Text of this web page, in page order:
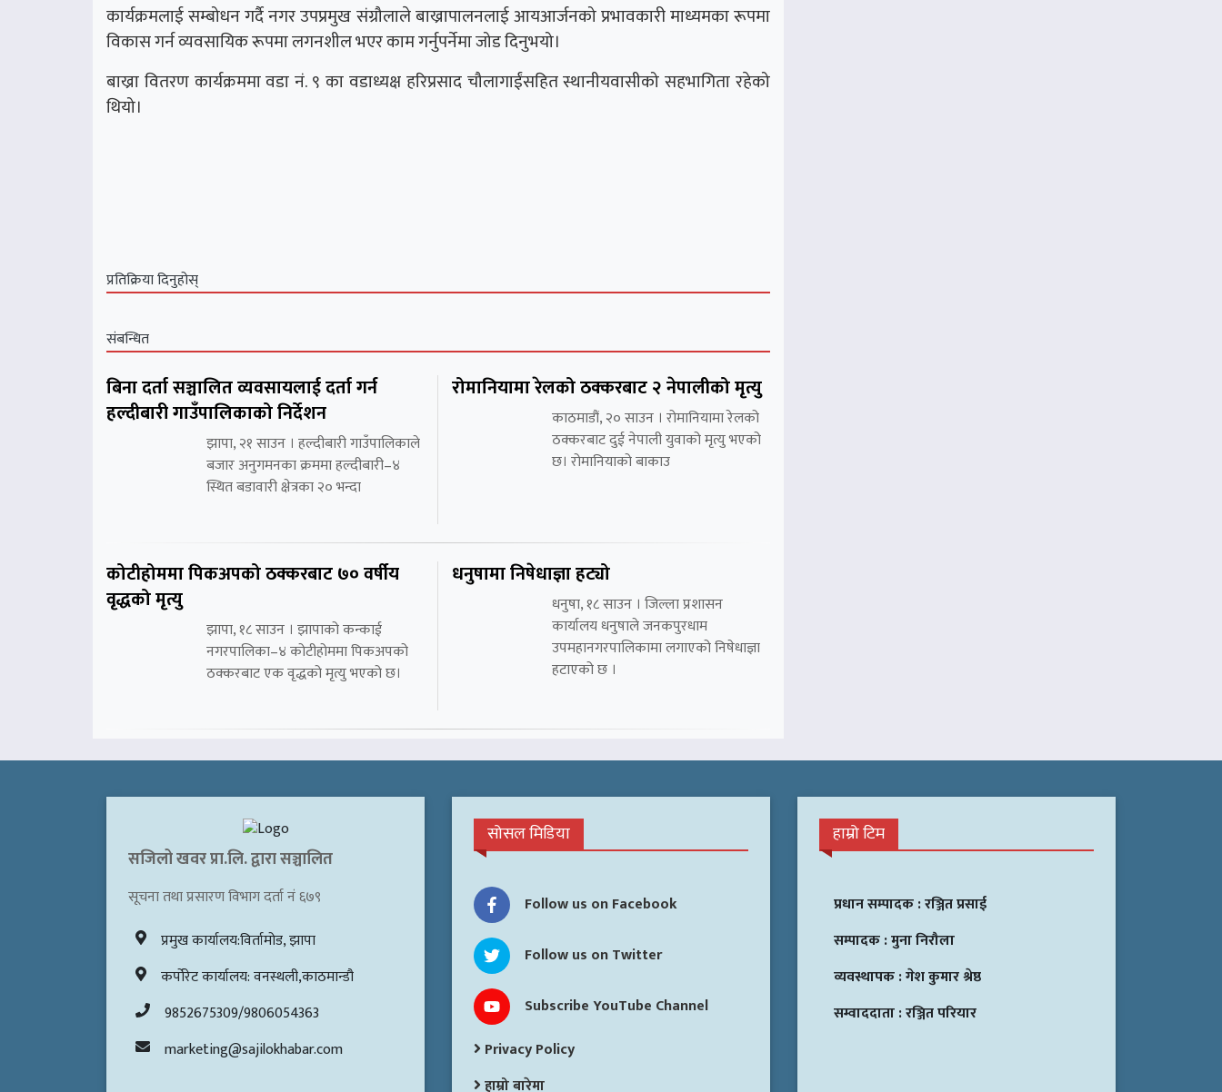
कार्यक्रमलाई सम्बोधन गर्दै नगर उपप्रमुख संग्रौलाले बाख्रापालनलाई आयआर्जनको प्रभावकारी माध्यमका रूपमा
विकास गर्न व्यवसायिक रूपमा लगनशील भएर काम गर्नुपर्नेमा जोड दिनुभयो।
बाख्रा वितरण कार्यक्रममा वडा नं. ९ का वडाध्यक्ष हरिप्रसाद चौलागाईंसहित स्थानीयवासीको सहभागिता रहेको
थियो।
प्रतिक्रिया दिनुहोस्
संबन्धित
बिना दर्ता सञ्चालित व्यवसायलाई दर्ता गर्न
हल्दीबारी गाउँपालिकाको निर्देशन
झापा, २१ साउन । हल्दीबारी गाउँपालिकाले
बजार अनुगमनका क्रममा हल्दीबारी–४
स्थित बडावारी क्षेत्रका २० भन्दा
रोमानियामा रेलको ठक्करबाट २ नेपालीको मृत्यु
काठमाडौं, २० साउन । रोमानियामा रेलको
ठक्करबाट दुई नेपाली युवाको मृत्यु भएको
छ। रोमानियाको बाकाउ
कोटीहोममा पिकअपको ठक्करबाट ७० वर्षीय
वृद्धको मृत्यु
झापा, १८ साउन । झापाको कन्काई
नगरपालिका–४ कोटीहोममा पिकअपको
ठक्करबाट एक वृद्धको मृत्यु भएको छ।
धनुषामा निषेधाज्ञा हट्यो
धनुषा, १८ साउन । जिल्ला प्रशासन
कार्यालय धनुषाले जनकपुरधाम
उपमहानगरपालिकामा लगाएको निषेधाज्ञा
हटाएको छ ।
सजिलो खवर प्रा.लि. द्वारा सञ्चालित
सूचना तथा प्रसारण विभाग दर्ता नं ६७९
प्रमुख कार्यालय:विर्तामोड, झापा
कर्पोरेट कार्यालय: वनस्थली,काठमान्डौ
9852675309/9806054363
marketing@sajilokhabar.com
सोसल मिडिया
Follow us on Facebook
Follow us on Twitter
Subscribe YouTube Channel
Privacy Policy
हाम्रो बारेमा
हाम्रो टिम
प्रधान सम्पादक :रञ्जित प्रसाई
सम्पादक :मुना निरौला
व्यवस्थापक :गेश कुमार श्रेष्ठ
सम्वाददाता :रञ्जित परियार